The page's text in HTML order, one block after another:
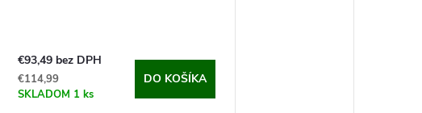
€93,49 bez DPH
€114,99
SKLADOM 1 ks
DO KOŠÍKA